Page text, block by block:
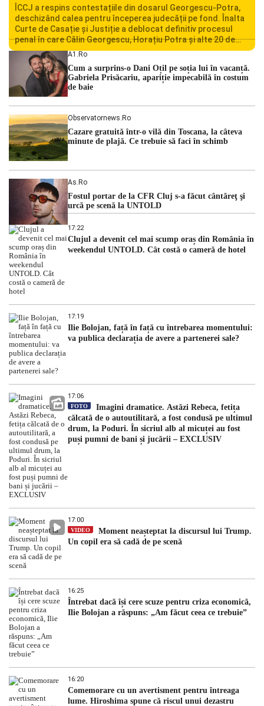
ÎCCJ a respins contestațiile din dosarul Georgescu-Potra,
deschizând calea pentru începerea judecății pe fond. Înalta
Curte de Casație și Justiție a deblocat definitiv procesul
penal în care Călin Georgescu, Horațiu Potra și alte 20 de
persoane sunt acuzați de acțiuni îndreptate împotriva
ordinii constituționale. În ședința din camera preliminară,
judecătorii de la instanța supremă au […]
A1.ro
Cum a surprins-o Dani Oțil pe soția lui în vacanță.
Gabriela Prisăcariu, apariție impecabilă în costum
de baie
Observatornews.ro
Cazare gratuită într-o vilă din Toscana, la câteva
minute de plajă. Ce trebuie să faci în schimb
As.ro
Fostul portar de la CFR Cluj s-a făcut cântăreţ şi
urcă pe scenă la UNTOLD
17:22
Clujul a devenit cel mai scump oraș din România în
weekendul UNTOLD. Cât costă o cameră de hotel
17:19
Ilie Bolojan, față în față cu întrebarea momentului:
va publica declarația de avere a partenerei sale?
17:06
FOTO
Imagini dramatice. Astăzi Rebeca, fetița
călcată de o autoutilitară, a fost condusă pe ultimul
drum, la Poduri. În sicriul alb al micuței au fost
puși pumni de bani și jucării – EXCLUSIV
17:00
VIDEO
Moment neașteptat la discursul lui Trump.
Un copil era să cadă de pe scenă
16:25
Întrebat dacă își cere scuze pentru criza economică,
Ilie Bolojan a răspuns: „Am făcut ceea ce trebuie”
16:20
Comemorare cu un avertisment pentru întreaga
lume. Hiroshima spune că riscul unui dezastru